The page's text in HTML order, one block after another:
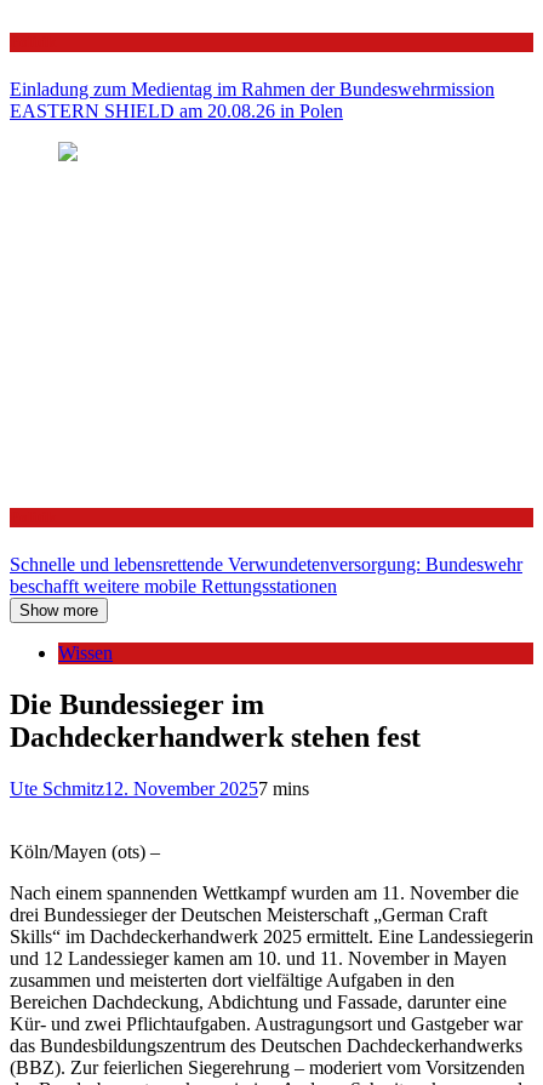
Einladung zum Medientag im Rahmen der Bundeswehrmission
EASTERN SHIELD am 20.08.26 in Polen
Schnelle und lebensrettende Verwundetenversorgung: Bundeswehr
beschafft weitere mobile Rettungsstationen
Show more
Wissen
Die Bundessieger im
Dachdeckerhandwerk stehen fest
Ute Schmitz12. November 20257 mins
Köln/Mayen (ots) –
Nach einem spannenden Wettkampf wurden am 11. November die
drei Bundessieger der Deutschen Meisterschaft „German Craft
Skills“ im Dachdeckerhandwerk 2025 ermittelt. Eine Landessiegerin
und 12 Landessieger kamen am 10. und 11. November in Mayen
zusammen und meisterten dort vielfältige Aufgaben in den
Bereichen Dachdeckung, Abdichtung und Fassade, darunter eine
Kür- und zwei Pflichtaufgaben. Austragungsort und Gastgeber war
das Bundesbildungszentrum des Deutschen Dachdeckerhandwerks
(BBZ). Zur feierlichen Siegerehrung – moderiert vom Vorsitzenden